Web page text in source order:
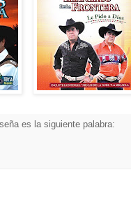
es la siguiente palabra: